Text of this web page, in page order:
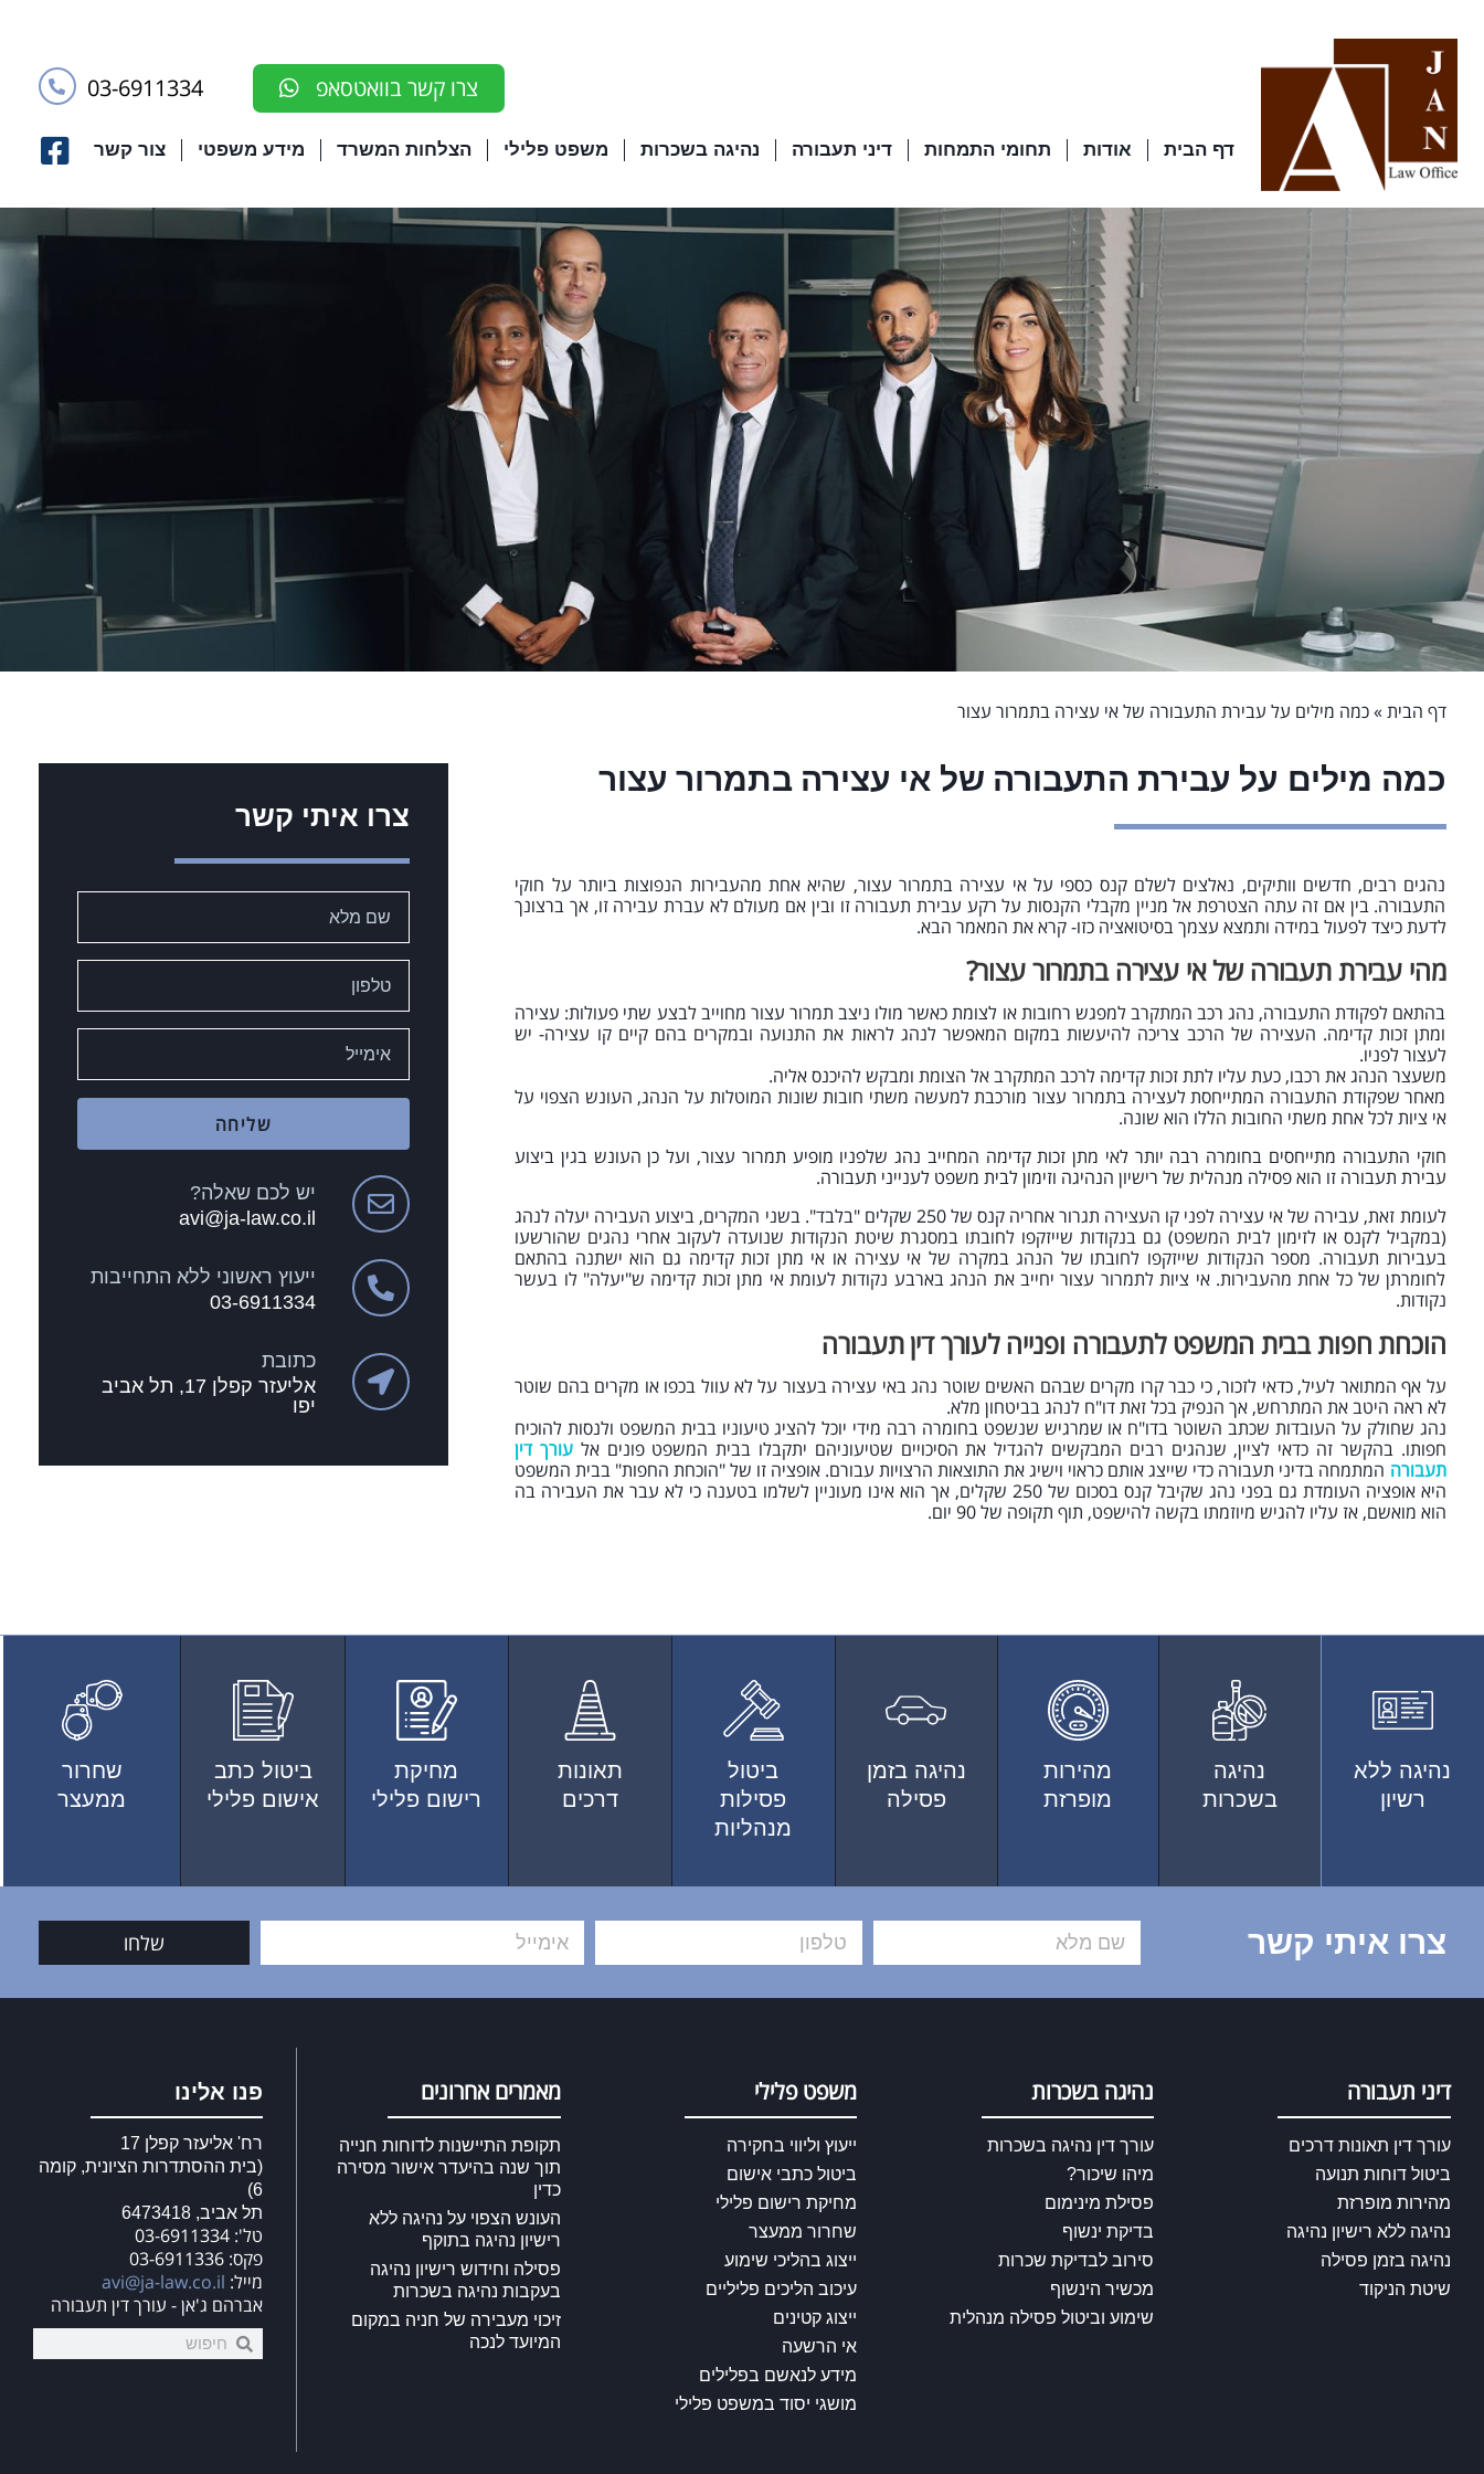
צרו קשר בוואטסאפ 03-6911334
דף הבית אודות תחומי התמחות דיני תעבורה נהיגה בשכרות משפט פלילי הצלחות המשרד מידע משפטי צור קשר
דף הבית »כמה מילים על עבירת התעבורה של אי עצירה בתמרור עצור
כמה מילים על עבירת התעבורה של אי עצירה בתמרור עצור
נהגים רבים, חדשים וותיקים, נאלצים לשלם קנס כספי על אי עצירה בתמרור עצור, שהיא אחת מהעבירות הנפוצות ביותר על חוקי
התעבורה. בין אם זה עתה הצטרפת אל מניין מקבלי הקנסות על רקע עבירת תעבורה זו ובין אם מעולם לא עברת עבירה זו, אך ברצונך
לדעת כיצד לפעול במידה ותמצא עצמך בסיטואציה כזו- קרא את המאמר הבא.
מהי עבירת תעבורה של אי עצירה בתמרור עצור?
בהתאם לפקודת התעבורה, נהג רכב המתקרב למפגש רחובות או לצומת כאשר מולו ניצב תמרור עצור מחוייב לבצע שתי פעולות: עצירה
ומתן זכות קדימה. העצירה של הרכב צריכה להיעשות במקום המאפשר לנהג לראות את התנועה ובמקרים בהם קיים קו עצירה- יש
לעצור לפניו.
משעצר הנהג את רכבו, כעת עליו לתת זכות קדימה לרכב המתקרב אל הצומת ומבקש להיכנס אליה.
מאחר שפקודת התעבורה המתייחסת לעצירה בתמרור עצור מורכבת למעשה משתי חובות שונות המוטלות על הנהג, העונש הצפוי על
אי ציות לכל אחת משתי החובות הללו הוא שונה.
חוקי התעבורה מתייחסים בחומרה רבה יותר לאי מתן זכות קדימה המחייב נהג שלפניו מופיע תמרור עצור, ועל כן העונש בגין ביצוע
עבירת תעבורה זו הוא פסילה מנהלית של רישיון הנהיגה וזימון לבית משפט לענייני תעבורה.
לעומת זאת, עבירה של אי עצירה לפני קו העצירה תגרור אחריה קנס של 250 שקלים "בלבד". בשני המקרים, ביצוע העבירה יעלה לנהג
(במקביל לקנס או לזימון לבית המשפט) גם בנקודות שייזקפו לחובתו במסגרת שיטת הנקודות שנועדה לעקוב אחרי נהגים שהורשעו
בעבירות תעבורה. מספר הנקודות שייזקפו לחובתו של הנהג במקרה של אי עצירה או אי מתן זכות קדימה גם הוא ישתנה בהתאם
לחומרתן של כל אחת מהעבירות. אי ציות לתמרור עצור יחייב את הנהג בארבע נקודות לעומת אי מתן זכות קדימה ש"יעלה" לו בעשר
נקודות.
הוכחת חפות בבית המשפט לתעבורה ופנייה לעורך דין תעבורה
על אף המתואר לעיל, כדאי לזכור, כי כבר קרו מקרים שבהם האשים שוטר נהג באי עצירה בעצור על לא עוול בכפו או מקרים בהם שוטר
לא ראה היטב את המתרחש, אך הנפיק בכל זאת דו"ח לנהג בביטחון מלא.
נהג שחולק על העובדות שכתב השוטר בדו"ח או שמרגיש שנשפט בחומרה רבה מידי יוכל להציג טיעוניו בבית המשפט ולנסות להוכיח
חפותו. בהקשר זה כדאי לציין, שנהגים רבים המבקשים להגדיל את הסיכויים שטיעוניהם יתקבלו בבית המשפט פונים אל עורך דין
תעבורה המתמחה בדיני תעבורה כדי שייצג אותם כראוי וישיג את התוצאות הרצויות עבורם. אופציה זו של "הוכחת החפות" בבית המשפט
היא אופציה העומדת גם בפני נהג שקיבל קנס בסכום של 250 שקלים, אך הוא אינו מעוניין לשלמו בטענה כי לא עבר את העבירה בה
הוא מואשם, אז עליו להגיש מיוזמתו בקשה להישפט, תוף תקופה של 90 יום.
צרו איתי קשר
שליחה
יש לכם שאלה?
avi@ja-law.co.il
ייעוץ ראשוני ללא התחייבות
03-6911334
כתובת
אליעזר קפלן 17, תל אביב
יפו
נהיגה ללא
רשיון
נהיגה
בשכרות
מהירות
מופרזת
נהיגה בזמן
פסילה
ביטול
פסילות
מנהליות
תאונות
דרכים
מחיקת
רישום פלילי
ביטול כתב
אישום פלילי
שחרור
ממעצר
צרו איתי קשר שלחו
דיני תעבורה
עורך דין תאונות דרכים
ביטול דוחות תנועה
מהירות מופרזת
נהיגה ללא רישיון נהיגה
נהיגה בזמן פסילה
שיטת הניקוד
נהיגה בשכרות
עורך דין נהיגה בשכרות
מיהו שיכור?
פסילת מינימום
בדיקת ינשוף
סירוב לבדיקת שכרות
מכשיר הינשוף
שימוע וביטול פסילה מנהלית
משפט פלילי
ייעוץ וליווי בחקירה
ביטול כתבי אישום
מחיקת רישום פלילי
שחרור ממעצר
ייצוג בהליכי שימוע
עיכוב הליכים פליליים
ייצוג קטינים
אי הרשעה
מידע לנאשם בפלילים
מושגי יסוד במשפט פלילי
מאמרים אחרונים
תקופת התיישנות לדוחות חנייה
תוך שנה בהיעדר אישור מסירה
כדין
העונש הצפוי על נהיגה ללא
רישיון נהיגה בתוקף
פסילה וחידוש רישיון נהיגה
בעקבות נהיגה בשכרות
זיכוי מעבירה של חניה במקום
המיועד לנכה
פנו אלינו
רח' אליעזר קפלן 17
(בית ההסתדרות הציונית, קומה
6)
תל אביב, 6473418
טל': 03-6911334
פקס: 03-6911336
מייל: avi@ja-law.co.il
אברהם ג'אן - עורך דין תעבורה